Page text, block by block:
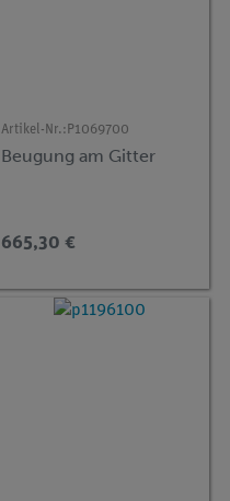
Artikel-Nr.: P1069700
Beugung am Gitter
665,30 €